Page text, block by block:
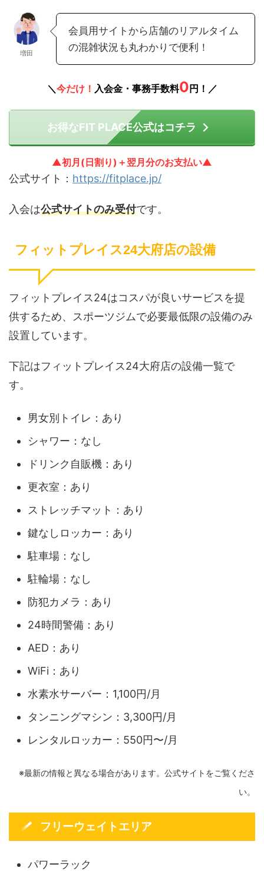
増田
会員用サイトから店舗のリアルタイム
の混雑状況も丸わかりで便利！
＼今だけ！ 入会金・事務手数料0 円！／
お得なFIT PLACE公式はコチラ
▲初月(日割り)＋翌月分のお支払い▲
公式サイト： https://fitplace.jp/
入会は公式サイトのみ受付です。
フィットプレイス24大府店の設備
フィットプレイス24はコスパが良いサービスを提
供するため、スポーツジムで必要最低限の設備のみ
設置しています。
下記はフィットプレイス24大府店の設備一覧で
す。
男女別トイレ：あり
シャワー：なし
ドリンク自販機：あり
更衣室：あり
ストレッチマット：あり
鍵なしロッカー：あり
駐車場：なし
駐輪場：なし
防犯カメラ：あり
24時間警備：あり
AED：あり
WiFi：あり
水素水サーバー：1,100円/月
タンニングマシン：3,300円/月
レンタルロッカー：550円〜/月
※最新の情報と異なる場合があります。公式サイトをご覧くださ
い。
フリーウェイトエリア
パワーラック